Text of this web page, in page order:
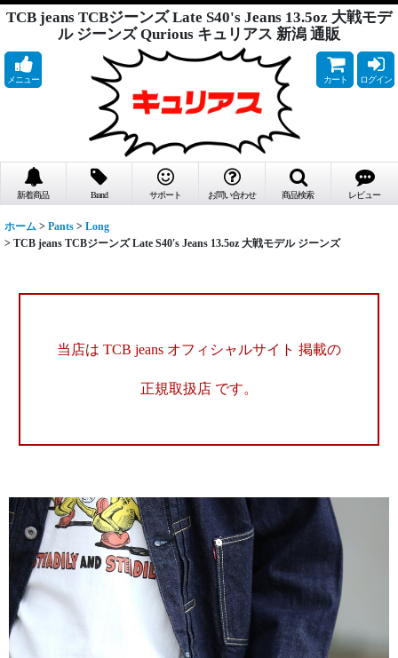
TCB jeans TCBジーンズ Late S40's Jeans 13.5oz 大戦モデ
ル ジーンズ Qurious キュリアス 新潟 通販
メニュー カート ログイン
新着商品 Brand サポート お問い合わせ 商品検索 レビュー
ホーム > Pants > Long
> TCB jeans TCBジーンズ Late S40's Jeans 13.5oz 大戦モデル ジーンズ
当店は TCB jeans オフィシャルサイト 掲載の
正規取扱店 です。